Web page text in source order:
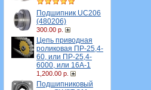
Подшипник UC206
(480206)
300.00 р.
Цепь приводная
роликовая ПР-25,4-
60, или ПР-25,4-
6000, или 16A-1
1,200.00 р.
Подшипниковый